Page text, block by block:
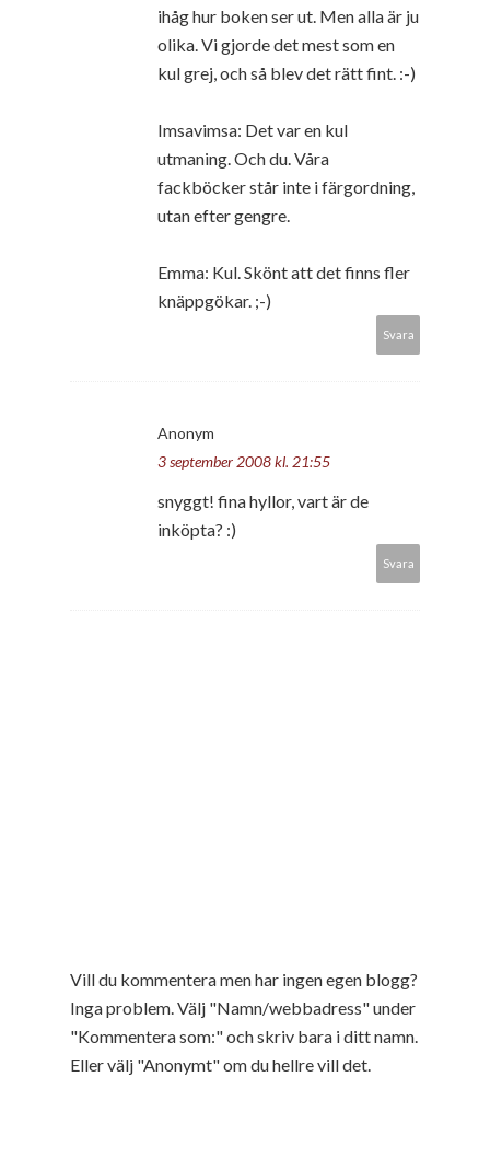
ihåg hur boken ser ut. Men alla är ju
olika. Vi gjorde det mest som en
kul grej, och så blev det rätt fint. :-)
Imsavimsa: Det var en kul
utmaning. Och du. Våra
fackböcker står inte i färgordning,
utan efter gengre.
Emma: Kul. Skönt att det finns fler
knäppgökar. ;-)
Svara
Anonym
3 september 2008 kl. 21:55
snyggt! fina hyllor, vart är de
inköpta? :)
Svara
Vill du kommentera men har ingen egen blogg?
Inga problem. Välj "Namn/webbadress" under
"Kommentera som:" och skriv bara i ditt namn.
Eller välj "Anonymt" om du hellre vill det.